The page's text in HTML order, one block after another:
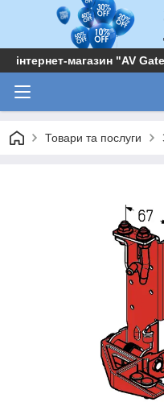
інтернет-магазин "AV
Товари та послуги